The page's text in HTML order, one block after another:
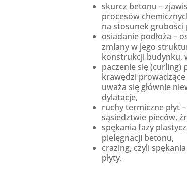
skurcz betonu –
procesów
na stosunek grubości
osiadanie podłoża –
zmiany w jego
konstrukcji budynku,
paczenie się (curling)
krawędzi prowadzące
uważa się głównie
dylatacje,
ruchy termiczne płyt
sąsiedztwie pieców,
spękania fazy
pielęgnacji betonu,
crazing, czyli
płyty.